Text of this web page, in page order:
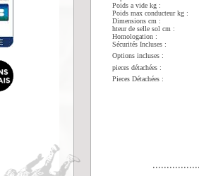
Poids a vide kg :
Poids max conducteur kg :
Dimensions cm :
hteur de selle sol cm :
Homologation :
Sécurités Incluses :
Options incluses :
pieces détachées :
Pieces Détachées :